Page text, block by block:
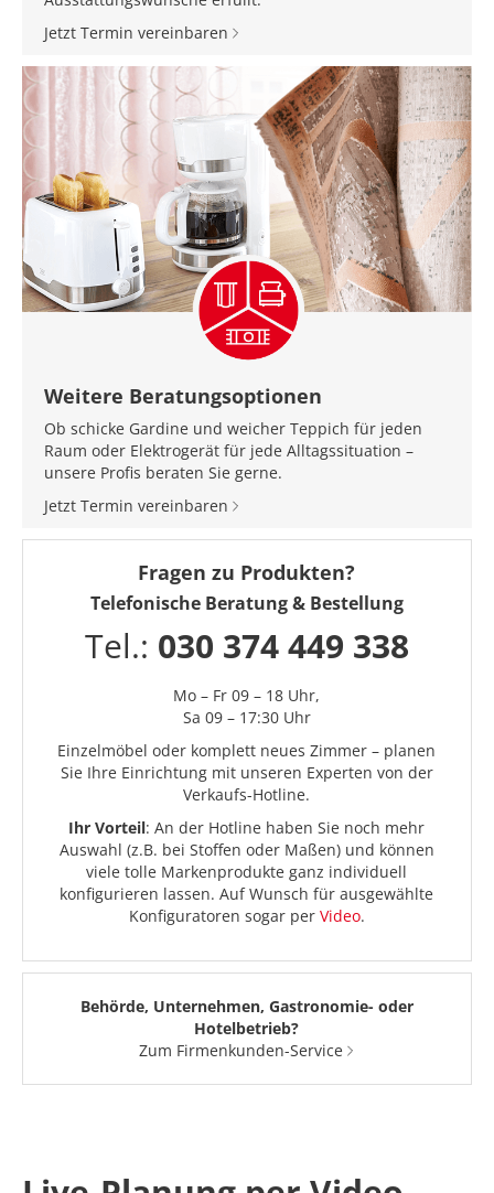
Jetzt Termin vereinbaren
Weitere Beratungsoptionen
Ob schicke Gardine und weicher Teppich für jeden
Raum oder Elektrogerät für jede Alltagssituation –
unsere Profis beraten Sie gerne.
Jetzt Termin vereinbaren
Fragen zu Produkten?
Telefonische Beratung & Bestellung
Tel.: 030 374 449 338
Mo – Fr 09 – 18 Uhr,
Sa 09 – 17:30 Uhr
Einzelmöbel oder komplett neues Zimmer – planen
Sie Ihre Einrichtung mit unseren Experten von der
Verkaufs-Hotline.
Ihr Vorteil: An der Hotline haben Sie noch mehr
Auswahl (z.B. bei Stoffen oder Maßen) und können
viele tolle Markenprodukte ganz individuell
konfigurieren lassen. Auf Wunsch für ausgewählte
Konfiguratoren sogar per Video.
Behörde, Unternehmen, Gastronomie- oder
Hotelbetrieb?
Zum Firmenkunden-Service